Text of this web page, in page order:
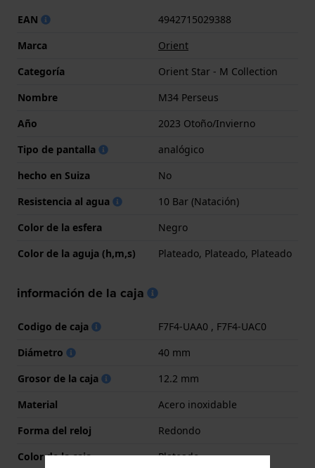
EAN
4942715029388
Marca
Orient
Categoría
Orient Star - M Collection
Nombre
M34 Perseus
Año
2023 Otoño/Invierno
Tipo de pantalla
analógico
hecho en Suiza
No
Resistencia al agua
10 Bar (Natación)
Color de la esfera
Negro
Color de la aguja (h,m,s)
Plateado, Plateado, Plateado
información de la caja
Codigo de caja
F7F4-UAA0 , F7F4-UAC0
Diámetro
40 mm
Grosor de la caja
12.2 mm
Material
Acero inoxidable
Forma del reloj
Redondo
Color de la caja
Plateado